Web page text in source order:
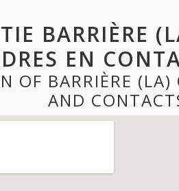
BARRIÈRE
EN
OF BARRIÈRE
AND